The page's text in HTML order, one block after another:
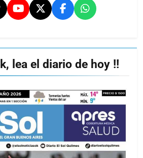
lea el diario de hoy !!